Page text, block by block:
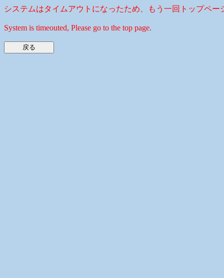
システムはタイムアウトになったため、もう一回トップペー
System is timeouted, Please go to the top page.